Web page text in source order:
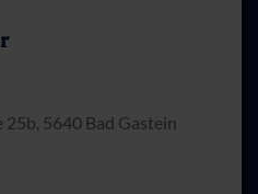
5640 Bad Gastein